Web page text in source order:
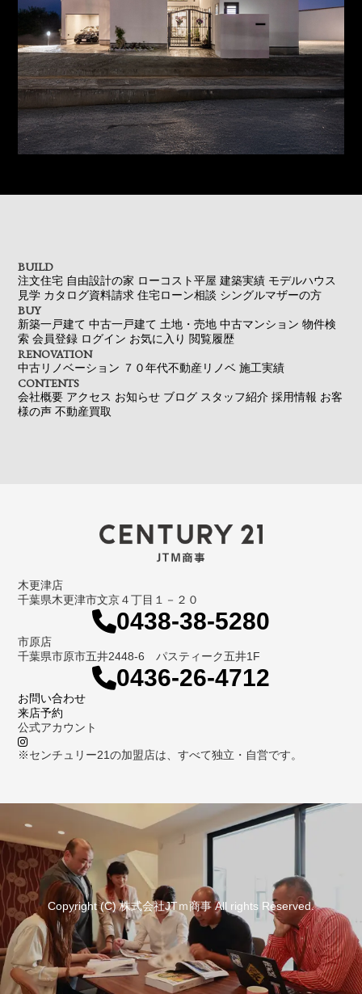
BUILD
注文住宅 自由設計の家 ローコスト平屋 建築実績 モデルハウス
見学 カタログ資料請求 住宅ローン相談 シングルマザーの方
BUY
新築一戸建て 中古一戸建て 土地・売地 中古マンション 物件検
索 会員登録 ログイン お気に入り 閲覧履歴
RENOVATION
中古リノベーション ７０年代不動産リノベ 施工実績
CONTENTS
会社概要 アクセス お知らせ ブログ スタッフ紹介 採用情報 お客
様の声 不動産買取
木更津店
千葉県木更津市文京４丁目１－２０
0438-38-5280
市原店
千葉県市原市五井2448-6 パスティーク五井1F
0436-26-4712
お問い合わせ
来店予約
公式アカウント
※センチュリー21の加盟店は、すべて独立・自営です。
Copyright (C) 株式会社JTｍ商事 All rights Reserved.